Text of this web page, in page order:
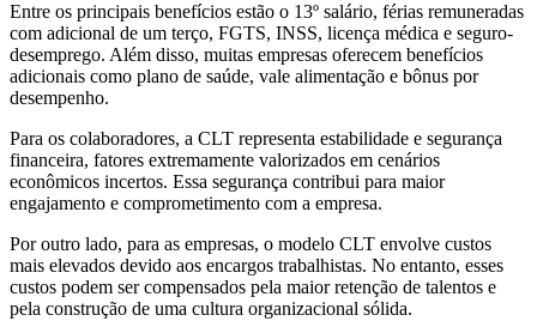
Entre os principais benefícios estão o 13º salário, férias remuneradas
com adicional de um terço, FGTS, INSS, licença médica e seguro-
desemprego. Além disso, muitas empresas oferecem benefícios
adicionais como plano de saúde, vale alimentação e bônus por
desempenho.
Para os colaboradores, a CLT representa estabilidade e segurança
financeira, fatores extremamente valorizados em cenários
econômicos incertos. Essa segurança contribui para maior
engajamento e comprometimento com a empresa.
Por outro lado, para as empresas, o modelo CLT envolve custos
mais elevados devido aos encargos trabalhistas. No entanto, esses
custos podem ser compensados pela maior retenção de talentos e
pela construção de uma cultura organizacional sólida.